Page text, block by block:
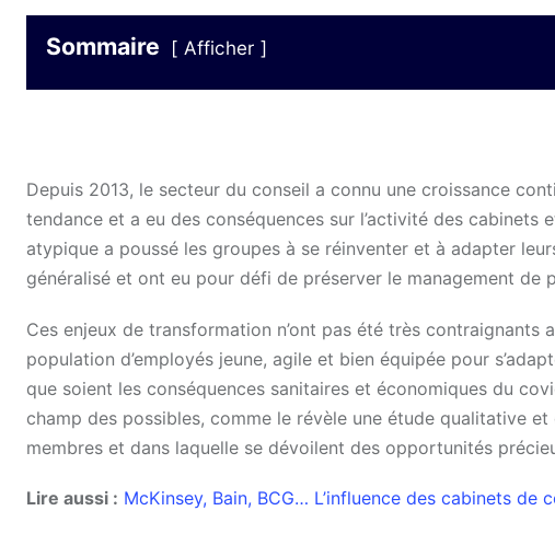
Sommaire Afficher
Depuis 2013, le secteur du conseil a connu une croissance
tendance et a eu des conséquences sur l’activité des
atypique a poussé les groupes à se réinventer et à adapter
généralisé et ont eu pour défi de préserver le management de
Ces enjeux de transformation n’ont pas été très
population d’employés jeune, agile et bien équipée pour
que soient les conséquences sanitaires et économiques du
champ des possibles, comme le révèle une étude qualitative
membres et dans laquelle se dévoilent des opportunités
Lire aussi : McKinsey, Bain, BCG… L’influence des cabinets de